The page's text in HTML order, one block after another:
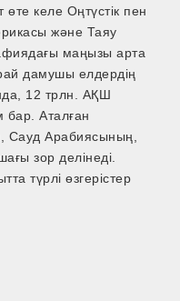
өте келе Оңтүстік пен
және Таяу
маңызы арта
дамушы елдердің
12 трлн. АҚШ
Аталған
Сауд Арабиясының,
зор делінеді.
түрлі өзгерістер